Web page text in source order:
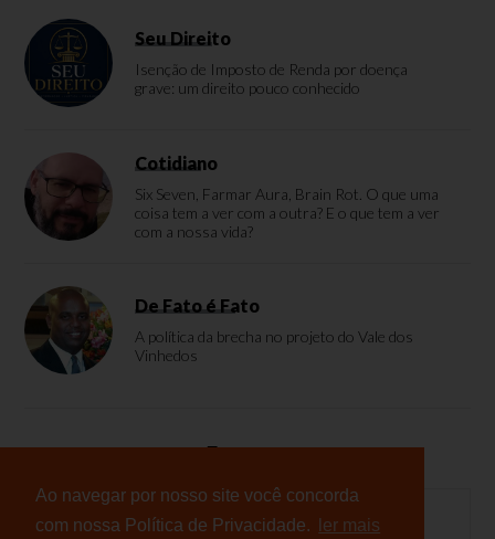
Ao navegar por nosso site você concorda
com nossa Política de Privacidade.
ler mais
Seu Direito
Isenção de Imposto de Renda por doença
grave: um direito pouco conhecido
Cotidiano
Six Seven, Farmar Aura, Brain Rot. O que uma
coisa tem a ver com a outra? E o que tem a ver
com a nossa vida?
De Fato é Fato
A política da brecha no projeto do Vale dos
Vinhedos
Enquete